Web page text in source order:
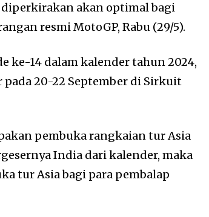
diperkirakan akan optimal bagi
resmi MotoGP, Rabu (29/5).
ke-14 dalam kalender tahun 2024,
20-22 September di Sirkuit
pembuka rangkaian tur Asia
India dari kalender, maka
tur Asia bagi para pembalap